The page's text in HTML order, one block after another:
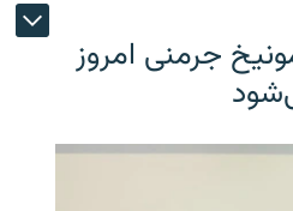
جرمنی امروز